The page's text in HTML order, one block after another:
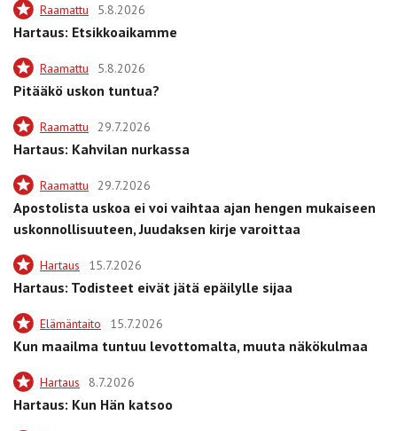
Raamattu 5.8.2026
Hartaus: Etsikkoaikamme
Raamattu 5.8.2026
Pitääkö uskon tuntua?
Raamattu 29.7.2026
Hartaus: Kahvilan nurkassa
Raamattu 29.7.2026
Apostolista uskoa ei voi vaihtaa ajan hengen mukaiseen
uskonnollisuuteen, Juudaksen kirje varoittaa
Hartaus 15.7.2026
Hartaus: Todisteet eivät jätä epäilylle sijaa
Elämäntaito 15.7.2026
Kun maailma tuntuu levottomalta, muuta näkökulmaa
Hartaus 8.7.2026
Hartaus: Kun Hän katsoo